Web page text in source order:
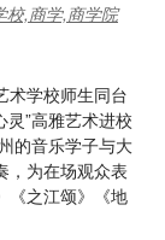
校,商学,商学院
术学校师生同台
”高雅艺术进校
的音乐学子与大
，为在场观众表
《之江颂》《地